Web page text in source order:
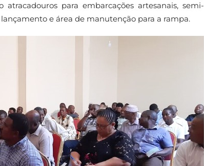
para embarcações artesanais, semi-
e área de manutenção para a rampa.